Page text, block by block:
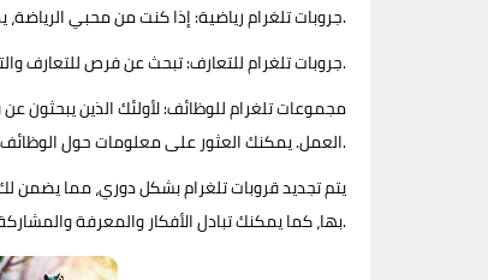
جروبات تلغرام رياضية: إذا كنت من محبي الرياضة، يمكنك الانضمام إلى قنوات برقية للرياضة التي تتيح لك مناقشة أحدث المباريات والأحداث الرياضية مع محبي الرياضة من جميع أنحاء العالم.
جروبات تلغرام للتعارف: تبحث عن فرص للتعارف والتواصل مع أشخاص جدد؟ جروبات تيليجرام للتعارف توفر لك بيئة مناسبة للتعرف على أفراد من مختلف الثقافات والخلفيات.
مجموعات تلغرام للوظائف: لأولئك الذين
العمل. يمكنك العثور على معلومات حول الوظائف الشاغرة في مختلف القطاعات والمجالات.
يتم تجديد قروبات تلغرام بشكل دوري، مما يضمن
بها، كما يمكنك تبادل الأفكار والمعرفة والمشاركة في مناقشات حيوية تعزز من تجربتك العامة.